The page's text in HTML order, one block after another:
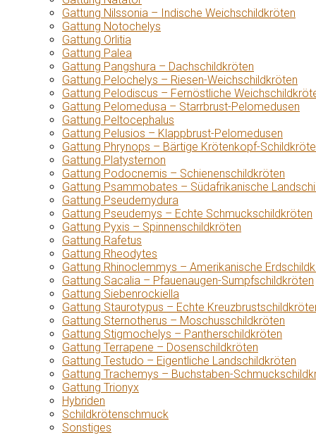
Gattung Nilssonia – Indische Weichschildkröten
Gattung Notochelys
Gattung Orlitia
Gattung Palea
Gattung Pangshura – Dachschildkröten
Gattung Pelochelys – Riesen-Weichschildkröten
Gattung Pelodiscus – Fernöstliche
Gattung Pelomedusa – Starrbrust-Pelomedusen
Gattung Peltocephalus
Gattung Pelusios – Klappbrust-Pelomedusen
Gattung Phrynops – Bärtige Krötenkopf-
Gattung Platysternon
Gattung Podocnemis – Schienenschildkröten
Gattung Psammobates – Südafrikanische
Gattung Pseudemydura
Gattung Pseudemys – Echte Schmuckschildkröten
Gattung Pyxis – Spinnenschildkröten
Gattung Rafetus
Gattung Rheodytes
Gattung Rhinoclemmys – Amerikanische
Gattung Sacalia – Pfauenaugen-Sumpfschildkröten
Gattung Siebenrockiella
Gattung Staurotypus – Echte
Gattung Sternotherus – Moschusschildkröten
Gattung Stigmochelys – Pantherschildkröten
Gattung Terrapene – Dosenschildkröten
Gattung Testudo – Eigentliche Landschildkröten
Gattung Trachemys – Buchstaben-
Gattung Trionyx
Hybriden
Schildkrötenschmuck
Sonstiges